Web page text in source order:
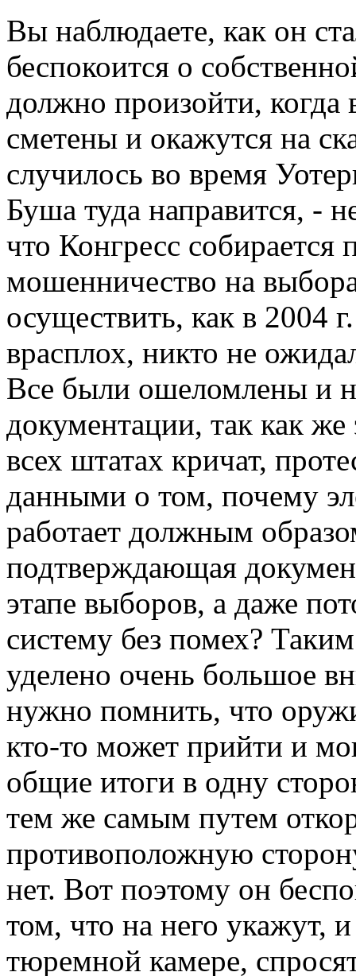
Вы наблюдаете, как он
беспокоится о
должно произойти, когда
сметены и окажутся на
случилось во время
Буша туда направится, -
что Конгресс
мошенничество на
осуществить, как в 2004
врасплох, никто не
Все были ошеломлены и
документации, так как же
всех штатах кричат,
данными о том, почему
работает должным
подтверждающая
этапе выборов, а даже
систему без помех?
уделено очень большое
нужно помнить, что
кто-то может прийти и
общие итоги в одну
тем же самым путем
противоположную
нет. Вот поэтому он
том, что на него укажут,
тюремной камере,